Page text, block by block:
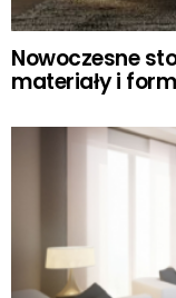
Nowoczesne
materiały i